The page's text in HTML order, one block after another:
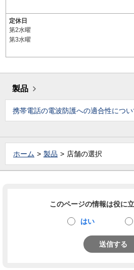
定休日
第2水曜
第3水曜
製品
携帯電話の電波防護への適合性につい
ホーム 製品 店舗の選択
このページの情報は役に
はい
送信する